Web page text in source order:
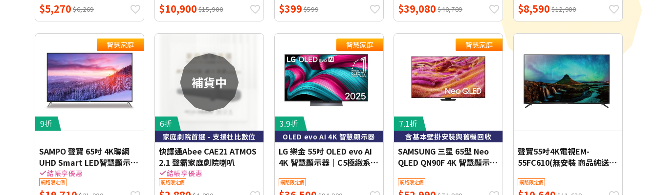
$5,270 $6,269 $10,900$15,900 $399$599 $39,080 $40,789 $8,590 $12,900
9折
智慧家庭
SAMPO 聲寶 65吋 4K聯網
UHD Smart LED智慧顯示器
QM-65SF620 - 含基本安裝
+舊機回收
結帳享優惠
網路限定價
6折
家庭劇院首選 - 支援杜比數位
快譯通Abee CAE21 ATMOS
2.1 聲霸家庭劇院喇叭
結帳享優惠
網路限定價
3.9折
智慧家庭
OLED evo AI 4K 智慧顯示器
LG 樂金 55吋 OLED evo AI
4K 智慧顯示器｜C5極緻系列
本桌上安裝
網路限定價
7.1折
智慧家庭
含基本壁掛安裝與舊機回收
SAMSUNG 三星 65型 Neo
QLED QN90F 4K 智慧顯示器
網路限定價
聲寶55吋4K電視EM-
55FC610(無安裝 商品純送到
網路限定價